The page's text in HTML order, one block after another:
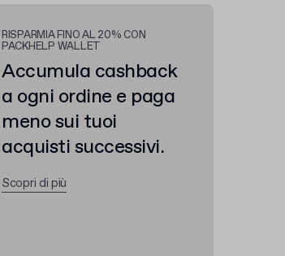
RISPARMIA FINO AL 20% CON
PACKHELP WALLET
Accumula cashback
a ogni ordine e paga
meno sui tuoi
acquisti successivi.
Scopri di più